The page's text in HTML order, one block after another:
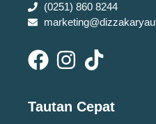
(0251) 860 8244
Tautan Cepat